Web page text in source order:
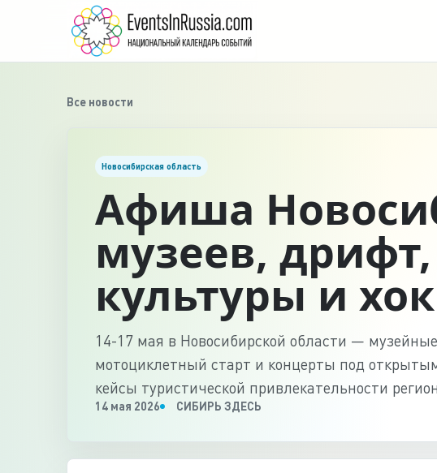
Все новости
Новосибирская область
Афиша
музеев,
культуры и
14-17 мая в Новосибирской области —
мотоциклетный старт и концерты под
кейсы туристической привлекательности
14 мая 2026 СИБИРЬ ЗДЕСЬ